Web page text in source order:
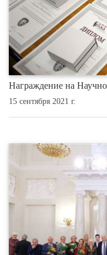
Награждение на
15 сентября 2021 г.